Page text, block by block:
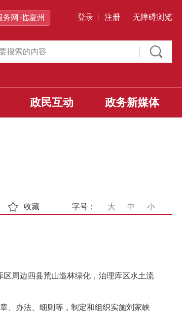
网·临夏州 登录 | 注册 无障碍浏览
政民互动 政务新媒体
字号： 大 中 小
收藏
周边四县荒山造林绿化，治理库区水土流
、办法、细则等，制定和组织实施刘家峡